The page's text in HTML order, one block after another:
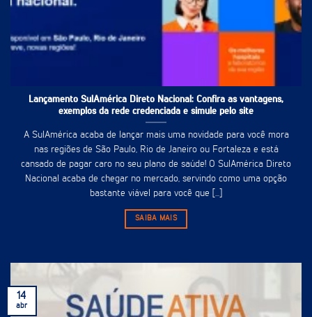
Lançamento SulAmérica Direto Nacional: Confira as vantagens,
exemplos da rede credenciada e simule pelo site
A SulAmérica acaba de lançar mais uma novidade para você mora
nas regiões de São Paulo, Rio de Janeiro ou Fortaleza e está
cansado de pagar caro no seu plano de saúde! O SulAmérica Direto
Nacional acaba de chegar no mercado, servindo como uma opção
bastante viável para você que [...]
SAIBA MAIS
14
abr